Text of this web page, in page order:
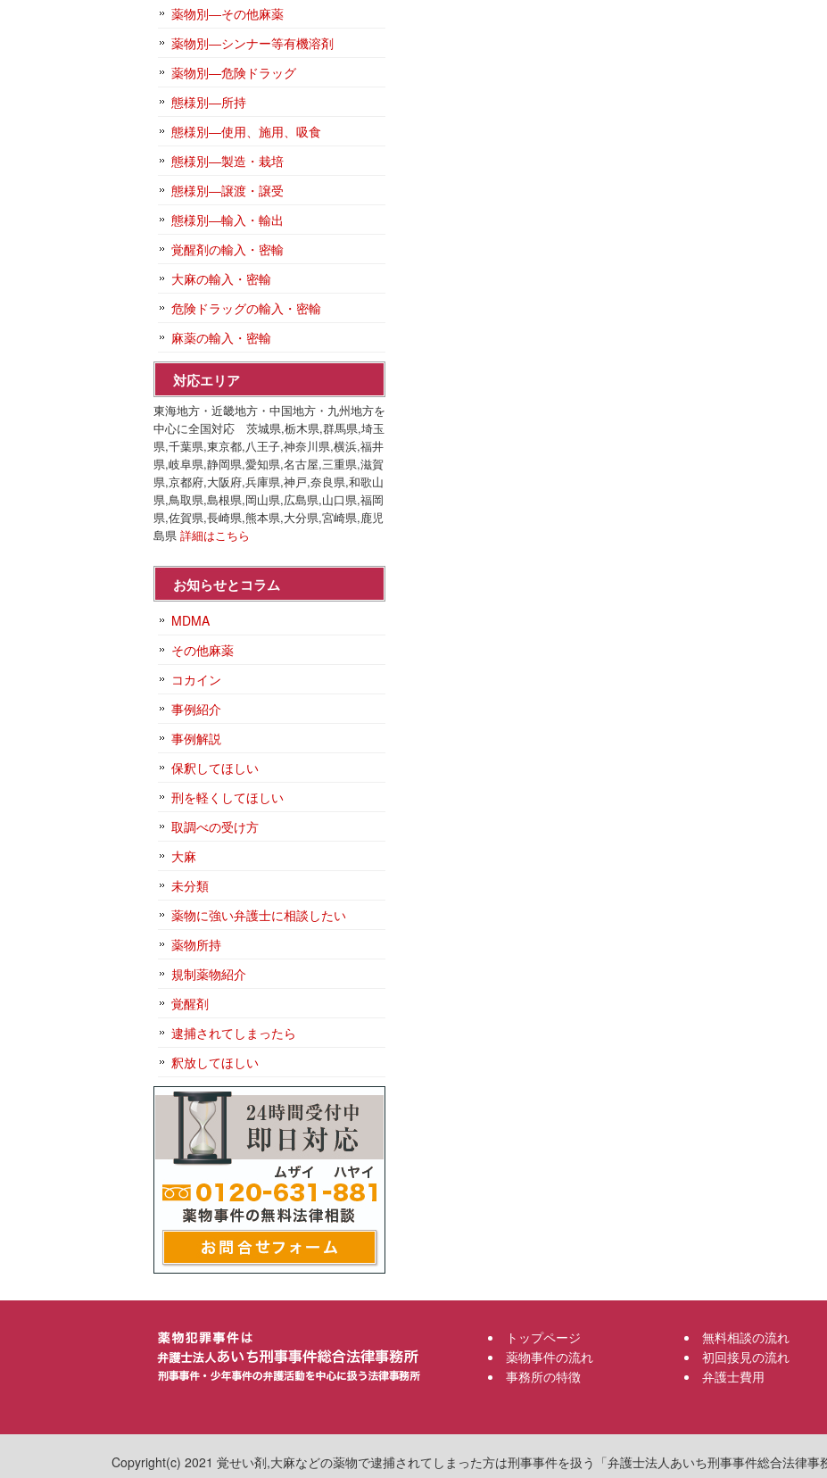
薬物別―その他麻薬
薬物別―シンナー等有機溶剤
薬物別―危険ドラッグ
態様別―所持
態様別―使用、施用、吸食
態様別―製造・栽培
態様別―譲渡・譲受
態様別―輸入・輸出
覚醒剤の輸入・密輸
大麻の輸入・密輸
危険ドラッグの輸入・密輸
麻薬の輸入・密輸
対応エリア
東海地方・近畿地方・中国地方・九州地方を
中心に全国対応 茨城県,栃木県,群馬県,埼玉
県,千葉県,東京都,八王子,神奈川県,横浜,福井
県,岐阜県,静岡県,愛知県,名古屋,三重県,滋賀
県,京都府,大阪府,兵庫県,神戸,奈良県,和歌山
県,鳥取県,島根県,岡山県,広島県,山口県,福岡
県,佐賀県,長崎県,熊本県,大分県,宮崎県,鹿児
島県 詳細はこちら
お知らせとコラム
MDMA
その他麻薬
コカイン
事例紹介
事例解説
保釈してほしい
刑を軽くしてほしい
取調べの受け方
大麻
未分類
薬物に強い弁護士に相談したい
薬物所持
規制薬物紹介
覚醒剤
逮捕されてしまったら
釈放してほしい
トップページ
薬物事件の流れ
事務所の特徴
無料相談の流れ
初回接見の流れ
弁護士費用
Copyright(c) 2021 覚せい剤,大麻などの薬物で逮捕されてしまった方は刑事事件を扱う「弁護士法人あいち刑事事件総合法律